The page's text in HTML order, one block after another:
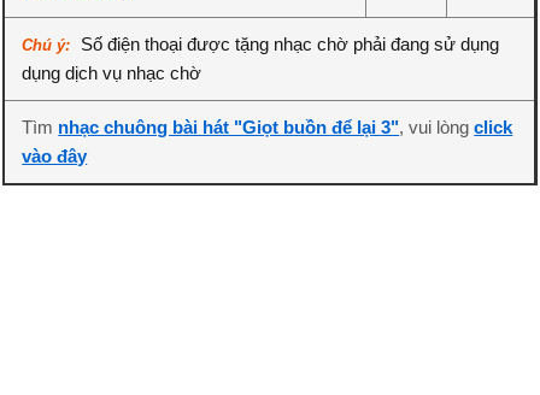
Chú ý:
Số điện thoại được tặng nhạc chờ phải đang sử dụng
dụng dịch vụ nhạc chờ
Tìm nhạc chuông bài hát "Giọt buồn để lại 3", vui lòngclick
vào đây